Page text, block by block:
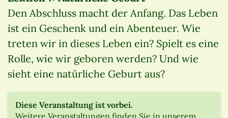
Den Abschluss macht der Anfang. Das Leben
ist ein Geschenk und ein Abenteuer. Wie
treten wir in dieses Leben ein? Spielt es eine
Rolle, wie wir geboren werden? Und wie
sieht eine natürliche Geburt aus?
Diese Veranstaltung ist vorbei.